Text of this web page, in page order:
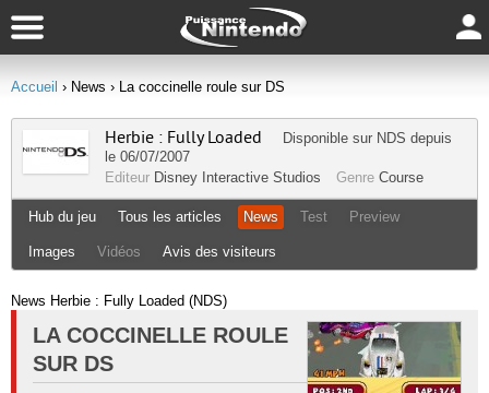
Accueil › News › La coccinelle roule sur DS
Herbie : Fully Loaded Disponible sur NDS depuis
le 06/07/2007
Editeur Disney Interactive Studios Genre Course
Hub du jeu Tous les articles News Test Preview
Images Vidéos Avis des visiteurs
News Herbie : Fully Loaded (NDS)
LA COCCINELLE ROULE
SUR DS